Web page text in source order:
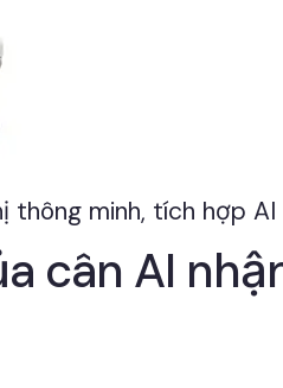
thông minh, tích hợp AI
cân AI